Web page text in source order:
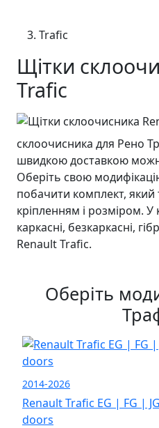
Trafic
Щітки
Trafic
склоочисника для Рено
швидкою доставкою
Оберіть свою
побачити комплект, який
кріпленням і розміром. У
каркасні, безкаркасні,
Renault Trafic.
Оберіть
2014-2026
Renault Trafic EG | FG |
doors